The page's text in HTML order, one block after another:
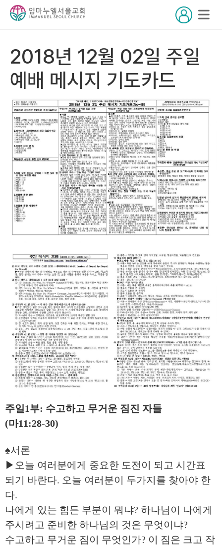
2018년 12월 02일 주일
예배 메시지 기도카드
주일1부: 수고하고 무거운 짐진 자들
(마11:28-30)
♠서론
▶오늘 여러분에게 중요한 도전이 되고 시간표
되기 바란다. 오늘 여러분이 두가지를 찾아야 한
다.
나에게 있는 힘든 부분이 뭐냐? 하나님이 나에게
주시려고 준비한 하나님의 것은 무엇이냐?
수고하고 무거운 짐이 무엇인가? 이 짐은 크고 작